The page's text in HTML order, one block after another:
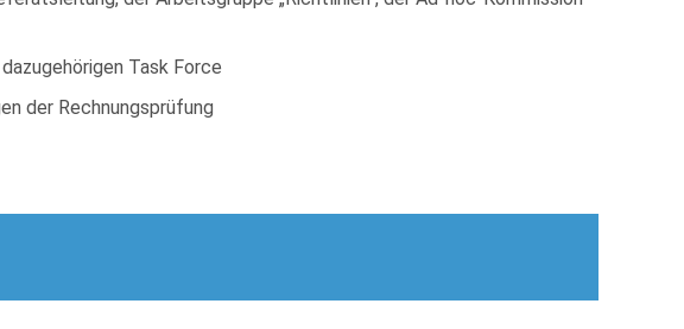
Task Force
der Rechnungsprüfung